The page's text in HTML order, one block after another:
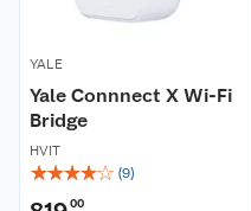
YALE
Yale Connnect X Wi-Fi
Bridge
HVIT
☆☆☆☆☆ (9)
00